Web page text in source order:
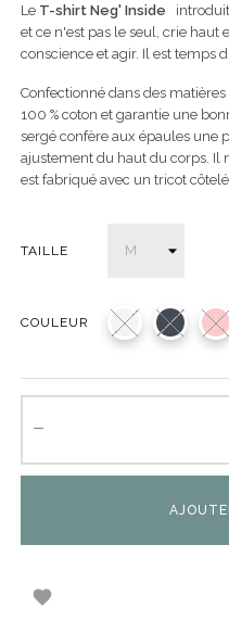
Le T-shirt Neg' Inside
et ce n'est pas le seul, crie
conscience et agir. Il est temps
Confectionné dans des
100 % coton et garantie une
sergé confère aux épaules une
ajustement du haut du corps. Il
est fabriqué avec un tricot
TAILLE
COULEUR
